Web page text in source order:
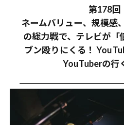
第178回
ネームバリュー、規模感
の総力戦で、テレビが「
ブン殴りにくる！
YouTuberの行